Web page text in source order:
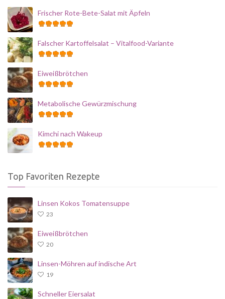
Frischer Rote-Bete-Salat mit Äpfeln
Falscher Kartoffelsalat – Vitalfood-Variante
Eiweißbrötchen
Metabolische Gewürzmischung
Kimchi nach Wakeup
Top Favoriten Rezepte
Linsen Kokos Tomatensuppe
23
Eiweißbrötchen
20
Linsen-Möhren auf indische Art
19
Schneller Eiersalat